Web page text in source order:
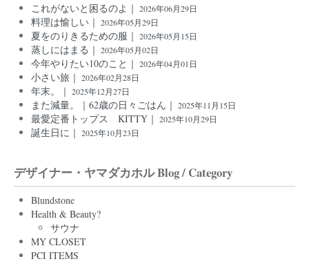
これがないと困るのよ｜ 2026年06月29日
料理は愉しい｜ 2026年05月29日
夏をのりきるための服｜ 2026年05月15日
蒸しにはまる｜ 2026年05月02日
今年やりたい10のこと｜ 2026年04月01日
小さい旅｜ 2026年02月28日
年末。｜ 2025年12月27日
また減量。｜62歳の日々ごはん｜ 2025年11月15日
最愛定番トップス KITTY｜ 2025年10月29日
誕生日に｜ 2025年10月23日
デザイナー・ヤマダカホル Blog / Category
Blundstone
Health & Beauty?
サウナ
MY CLOSET
PCI ITEMS